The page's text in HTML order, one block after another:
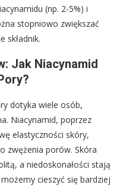
(np. 2-5%) i
stopniowo zwiększać
składnik.
Jak Niacynamid
dotyka wiele osób,
Niacynamid, poprzez
elastyczności skóry,
zwężenia porów. Skóra
a niedoskonałości stają
cieszyć się bardziej